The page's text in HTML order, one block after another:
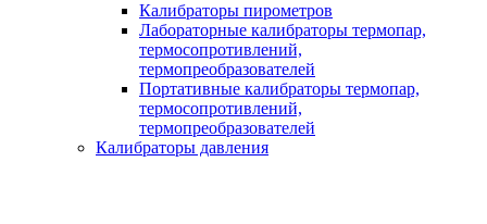
Калибраторы пирометров
Лабораторные калибраторы термопар,
термосопротивлений,
термопреобразователей
Портативные калибраторы термопар,
термосопротивлений,
термопреобразователей
Калибраторы давления